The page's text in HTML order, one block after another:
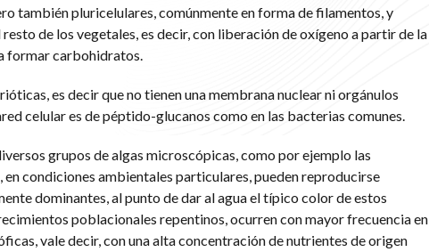
también pluricelulares, comúnmente en forma de filamentos, y
de los vegetales, es decir, con liberación de oxígeno a partir de la
formar carbohidratos.
es decir que no tienen una membrana nuclear ni orgánulos
celular es de péptido-glucanos como en las bacterias comunes.
grupos de algas microscópicas, como por ejemplo las
condiciones ambientales particulares, pueden reproducirse
dominantes, al punto de dar al agua el típico color de estos
poblacionales repentinos, ocurren con mayor frecuencia en
vale decir, con una alta concentración de nutrientes de origen